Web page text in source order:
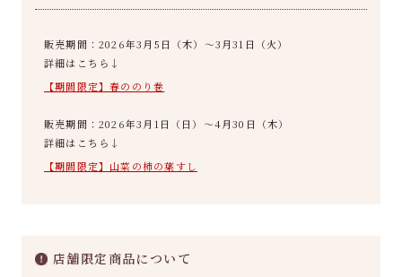
販売期間：2026年3月5日（木）～3月31日（火）
詳細はこちら↓
【期間限定】春ののり巻
販売期間：2026年3月1日（日）～4月30日（木）
詳細はこちら↓
【期間限定】山菜の柿の葉すし
店舗限定商品について